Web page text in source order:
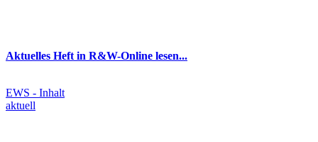
Aktuelles Heft in R&W-Online lesen...
EWS - Inhalt
aktuell